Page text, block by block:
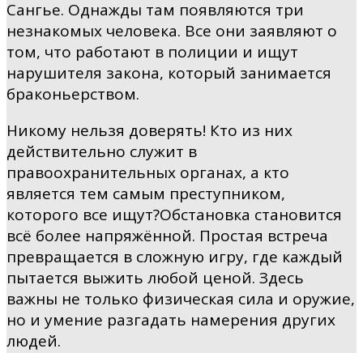
Сангье. Однажды там появляются три
незнакомых человека. Все они заявляют о
том, что работают в полиции и ищут
нарушителя закона, который занимается
браконьерством.
Никому нельзя доверять! Кто из них
действительно служит в
правоохранительных органах, а кто
является тем самым преступником,
которого все ищут?Обстановка становится
всё более напряжённой. Простая встреча
превращается в сложную игру, где каждый
пытается выжить любой ценой. Здесь
важны не только физическая сила и оружие,
но и умение разгадать намерения других
людей.